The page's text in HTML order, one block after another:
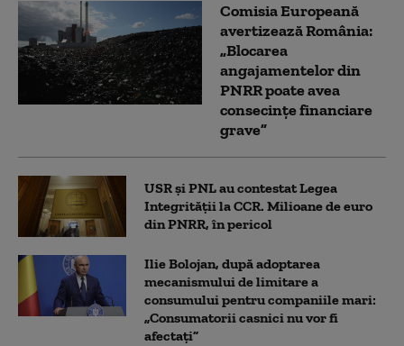
Comisia Europeană
avertizează România:
„Blocarea
angajamentelor din
PNRR poate avea
consecințe financiare
grave”
USR și PNL au contestat Legea
Integrității la CCR. Milioane de euro
din PNRR, în pericol
Ilie Bolojan, după adoptarea
mecanismului de limitare a
consumului pentru companiile mari:
„Consumatorii casnici nu vor fi
afectați”